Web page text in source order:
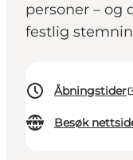
personer – og
festlig
Åbningstider
Besøk